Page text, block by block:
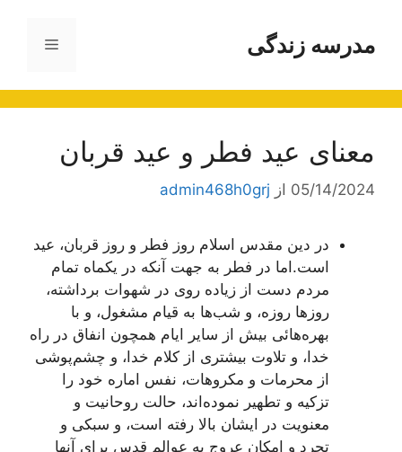
محتوامدرسه زندگی فهرست
معنای‌ عيد فطر و عيد قربان
05/14/2024 از admin468h0grj
در دين مقدس اسلام روز فطر و روز قربان، عيد
است.اما در فطر به جهت‌ آنکه در يکماه تمام
مردم دست از زياده‌ روى در شهوات برداشته،
روزها روزه، و شب‌ها به قيام مشغول، و با
بهره‌هائى بيش از ساير ايام همچون انفاق در راه
خدا، و تلاوت بيشترى از کلام خدا، و چشم‌پوشى
از محرمات و مکروهات، نفس اماره خود را
تزکيه و تطهير نموده‌اند، حالت روحانيت و
معنويت در ايشان بالا رفته است، و سبکى و
تجرد و امکان عروج به عوالم قدس براى آنها